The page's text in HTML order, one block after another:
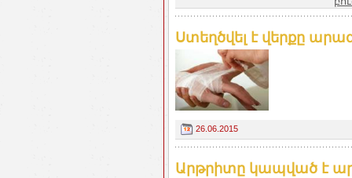
Ստեղծվել է վերքը
26.06.2015
Արթրիտը կապված է